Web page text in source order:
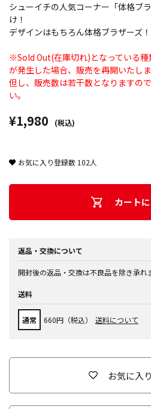
シューイチの人気コーナー「体格ブ
け！
デザインはもちろん体格ブラザーズ！
※Sold Out(在庫切れ)となっている
が発生した場合、販売を再開いたしま
但し、販売数は若干数となりますの
い。
¥1,980 (税込)
お気に入り登録数 102人
カート
返品・交換について
開封後の返品・交換は不良品を除き承れ
送料
通常 660円（税込） 送料について
お気に入